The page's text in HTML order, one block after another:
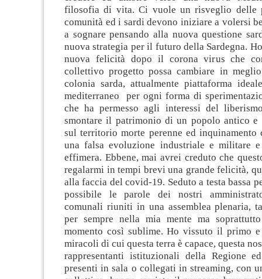
filosofia di vita. Ci vuole un risveglio delle
comunità ed i sardi devono iniziare a volersi
a sognare pensando alla nuova questione
nuova strategia per il futuro della Sardegna.
nuova felicità dopo il corona virus che
collettivo progetto possa cambiare in
colonia sarda, attualmente piattaforma
mediterraneo per ogni forma di
che ha permesso agli interessi del
smontare il patrimonio di un popolo antico e
sul territorio morte perenne ed
una falsa evoluzione industriale e militare
effimera. Ebbene, mai avrei creduto che
regalarmi in tempi brevi una grande felicità,
alla faccia del covid-19. Seduto a testa bassa
possibile le parole dei nostri
comunali riuniti in una assemblea plenaria,
per sempre nella mia mente ma
momento così sublime. Ho vissuto il primo
miracoli di cui questa terra è capace, questa
rappresentanti istituzionali della Regione
presenti in sala o collegati in streaming, con